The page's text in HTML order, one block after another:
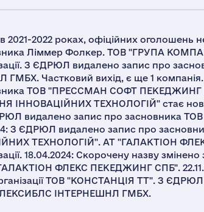
2021-2022 роках, офіційних оголошень
Ліммер Фолкер. ТОВ "ГРУПА
З ЄДРЮЛ видалено запис про
Частковий вихід, є ще 1
ТОВ "ПРЕССМАН СОФТ
ІННОВАЦІЙНИХ ТЕХНОЛОГІЙ" стає
видалено запис про засновника
З ЄДРЮЛ видалено запис про
ТЕХНОЛОГІЙ". АТ "ГАЛАКТІОН
18.04.2024: Скорочену назву
ФЛЕКС ПЕКЕДЖИНГ СПБ".
ТОВ "КОНСТАНЦІЯ ТТ". З
ІНТЕРНЕШНЛ ГМБХ.